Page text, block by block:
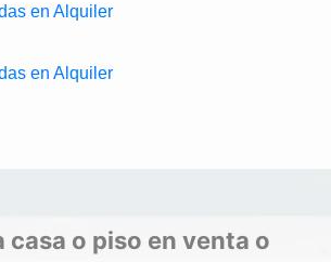
en Alquiler
en Alquiler
casa o piso en venta o